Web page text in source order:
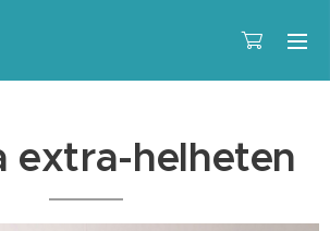
extra-helheten